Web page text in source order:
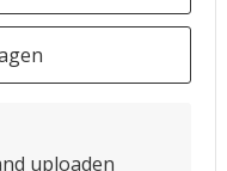
uploaden